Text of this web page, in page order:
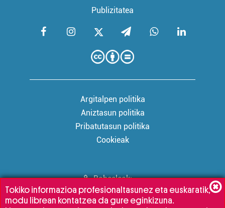
Publizitatea
Argitalpen politika
Aniztasun politika
Pribatutasun politika
Cookieak
Babesleak:
Tokiko informazioa profesionaltasunez eta euskaratik,
modu librean kontatzea da gure eginkizuna.